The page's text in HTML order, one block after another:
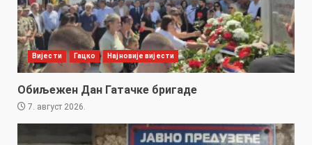
Вијести Гацко Најновије вијести
Обиљежен Дан Гатачке бригаде
7. август 2026.